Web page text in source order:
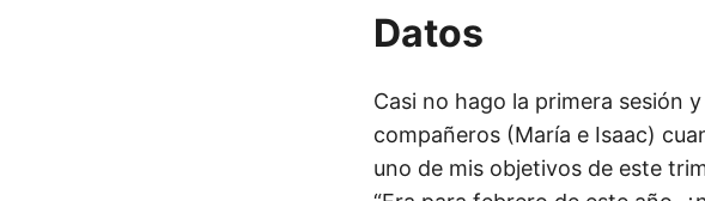
Datos
Casi no hago la primera sesión
compañeros (María e Isaac)
uno de mis objetivos de este